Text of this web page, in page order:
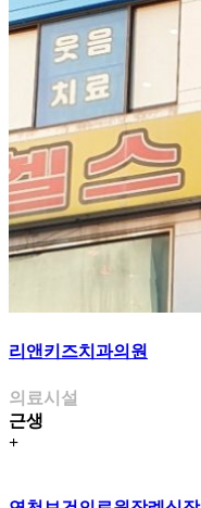
리앤키즈치과의원
의료시설
근생
+